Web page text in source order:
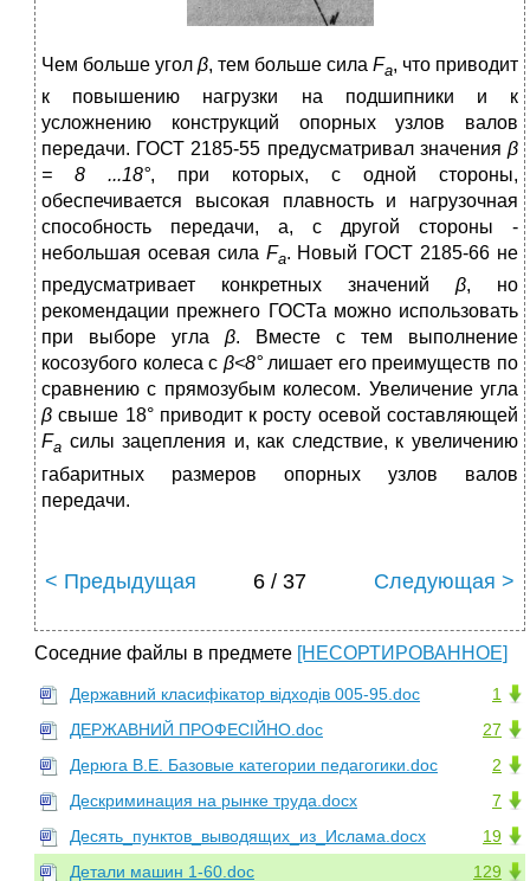
Чем больше угол β, тем больше сила Fа, что приводит
к повышению нагрузки на подшипники и к
усложнению конструкций опорных узлов валов
передачи. ГОСТ 2185-55 предусматривал значе­ния β
= 8 ...18°, при которых, с одной стороны,
обеспечивается высокая плавность и нагрузочная
способность передачи, а, с другой стороны -
небольшая осевая сила Fa. Новый ГОСТ 2185-66 не
предусматривает конкретных значений β, но
рекомендации прежнего ГОСТа можно использовать
при выборе угла β. Вместе с тем выполнение
косозубого колеса с β<8°лишает его преиму­ществ по
сравнению с прямозубым колесом. Увеличение угла
βсвыше 18° приводит к росту осевой составляющей
Fa силы зацеп­ления и, как следствие, к увеличению
габаритных размеров опорных узлов валов
передачи.
< Предыдущая 6 / 37 Следующая >
Соседние файлы в предмете [НЕСОРТИРОВАННОЕ]
1
Державний класифікатор відходів 005-95.doc
27
ДЕРЖАВНИЙ ПРОФЕСІЙНО.doc
2
Дерюга В.Е. Базовые категории педагогики.doc
7
Дескриминация на рынке труда.docx
19
Десять_пунктов_выводящих_из_Ислама.docx
129
Детали машин 1-60.doc